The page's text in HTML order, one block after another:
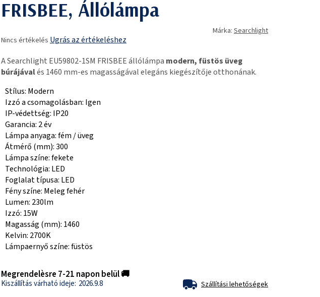
FRISBEE, Állólámpa
termék
értékelése
5-
ből
0,0
csillag.
Nincs értékelés Ugrás az értékeléshez
Márka: Searchlight
A Searchlight EU59802-1SM FRISBEE állólámpa modern, füstös üveg
búrájávalés 1460 mm-es magasságával elegáns kiegészítője otthonának.
Stílus: Modern
Izzó a csomagolásban: Igen
IP-védettség: IP20
Garancia: 2 év
Lámpa anyaga: fém / üveg
Átmérő (mm): 300
Lámpa színe: fekete
Technológia: LED
Foglalat típusa: LED
Fény színe: Meleg fehér
Lumen: 230lm
Izzó: 15W
Magasság (mm): 1460
Kelvin: 2700K
Lámpaernyő színe: füstös
Megrendelèsre 7-21 napon belül 🚚
2026.9.8 Szállítási lehetőségek